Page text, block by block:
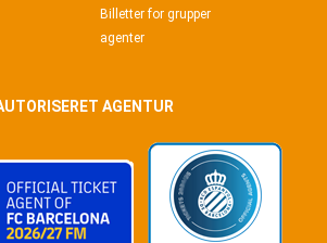
Billetter for grupper
agenter
AGENTUR